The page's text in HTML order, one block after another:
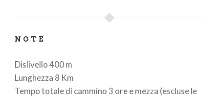
NOTE
Dislivello400 m
Lunghezza 8 Km
Tempo totale di cammino 3 ore e mezza (escluse le